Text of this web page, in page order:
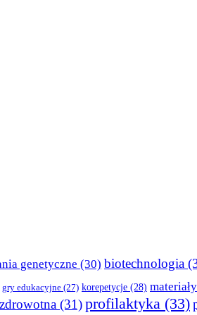
genetyczne (30) biotechnologia
gry edukacyjne (27) korepetycje (28)
(31)profilaktyka (33)